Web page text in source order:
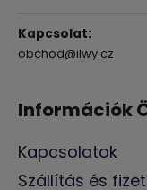
Kapcsolat:
obchod@ilwy.cz
Információk
Kapcsolatok
Szállítás és